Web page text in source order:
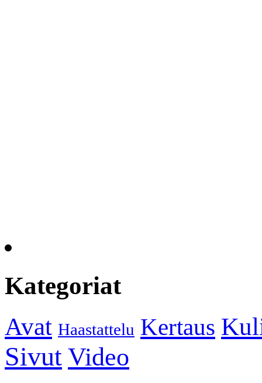
Kategoriat
Avat Haastattelu Kertaus
Sivut Video